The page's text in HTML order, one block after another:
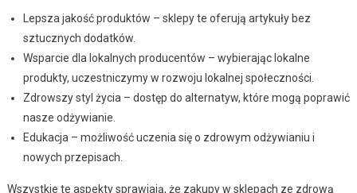
Lepsza jakość produktów – sklepy te oferują artykuły bez
sztucznych dodatków.
Wsparcie dla lokalnych producentów – wybierając lokalne
produkty, uczestniczymy w rozwoju lokalnej społeczności.
Zdrowszy styl życia – dostęp do alternatyw, które mogą poprawić
nasze odżywianie.
Edukacja – możliwość uczenia się o zdrowym odżywianiu i
nowych przepisach.
Wszystkie te aspekty sprawiają, że zakupy w sklepach ze zdrową